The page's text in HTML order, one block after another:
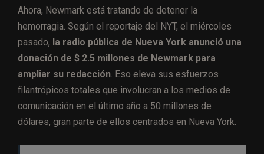
Ahora, Newmark está tratando de detener la
hemorragia. Según el reportaje del NYT, el miércoles
pasado, la radio pública de Nueva York anunció una
donación de $ 2.5 millones de Newmark para
ampliar su redacción . Eso eleva sus esfuerzos
filantrópicos totales que involucran a los medios de
comunicación en el último año a 50 millones de
dólares, gran parte de ellos centrados en Nueva York.